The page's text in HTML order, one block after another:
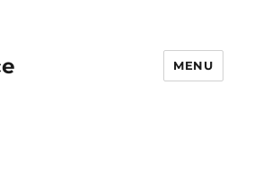
MENU